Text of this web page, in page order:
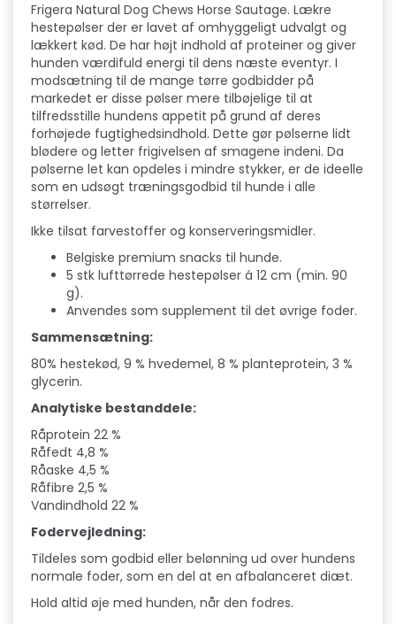
Frigera Natural Dog Chews Horse Sautage. Lækre
hestepølser der er lavet af omhyggeligt udvalgt og
lækkert kød. De har højt indhold af proteiner og giver
hunden værdifuld energi til dens næste eventyr. I
modsætning til de mange tørre godbidder på
markedet er disse pølser mere tilbøjelige til at
tilfredsstille hundens appetit på grund af deres
forhøjede fugtighedsindhold. Dette gør pølserne lidt
blødere og letter frigivelsen af ​​smagene indeni. Da
pølserne let kan opdeles i mindre stykker, er de ideelle
som en udsøgt træningsgodbid til hunde i alle
størrelser.
Ikke tilsat farvestoffer og konserveringsmidler.
Belgiske premium snacks til hunde.
5 stk lufttørrede hestepølser á 12 cm (min. 90
g).
Anvendes som supplement til det øvrige foder.
Sammensætning:
80% hestekød, 9 % hvedemel, 8 % planteprotein, 3 %
glycerin.
Analytiske bestanddele:
Råprotein 22 %
Råfedt 4,8 %
Råaske 4,5 %
Råfibre 2,5 %
Vandindhold 22 %
Fodervejledning:
Tildeles som godbid eller belønning ud over hundens
normale foder, som en del at en afbalanceret diæt.
Hold altid øje med hunden, når den fodres.